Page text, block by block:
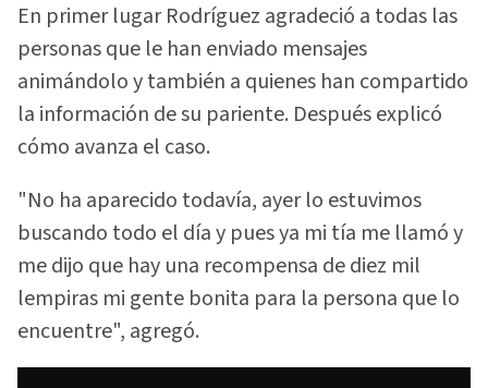
En primer lugar Rodríguez agradeció a todas las
personas que le han enviado mensajes
animándolo y también a quienes han compartido
la información de su pariente. Después explicó
cómo avanza el caso.
"No ha aparecido todavía, ayer lo estuvimos
buscando todo el día y pues ya mi tía me llamó y
me dijo que hay una recompensa de diez mil
lempiras mi gente bonita para la persona que lo
encuentre", agregó.